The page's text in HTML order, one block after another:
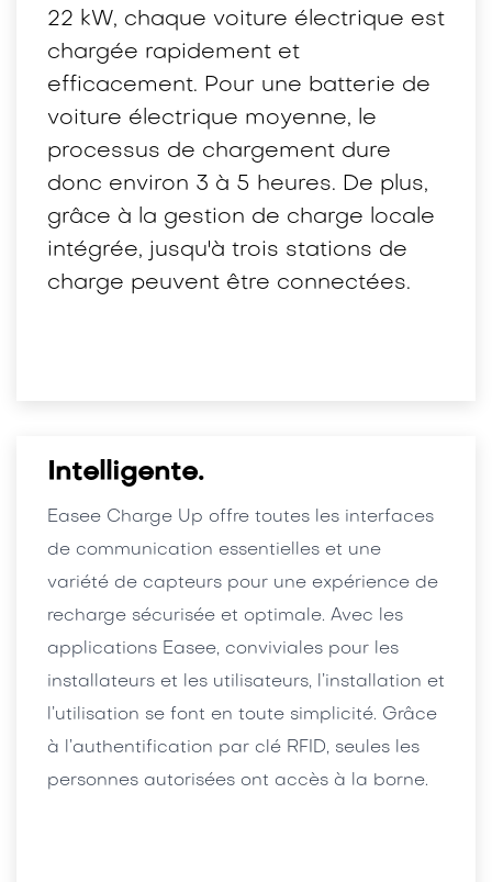
22 kW, chaque voiture électrique est
chargée rapidement et
efficacement. Pour une batterie de
voiture électrique moyenne, le
processus de chargement dure
donc environ 3 à 5 heures. De plus,
grâce à la gestion de charge locale
intégrée, jusqu'à trois stations de
charge peuvent être connectées.
Intelligente.
Easee Charge Up offre toutes les interfaces
de communication essentielles et une
variété de capteurs pour une expérience de
recharge sécurisée et optimale. Avec les
applications Easee, conviviales pour les
installateurs et les utilisateurs, l’installation et
l’utilisation se font en toute simplicité. Grâce
à l’authentification par clé RFID, seules les
personnes autorisées ont accès à la borne.